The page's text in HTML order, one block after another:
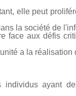
elle peut
la société de
face aux défis
a la réalisation
ayant